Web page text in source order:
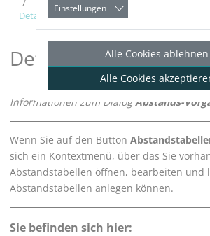
Details zu Abstands-Vorgaben
Details zu Abstands-
Informationen zum DialogAbstands-
Wenn Sie auf den Button
sich ein Kontextmenü, über das Sie
Abstandstabellen öffnen, bearbeiten und
Abstandstabellen anlegen können.
Sie befinden sich hier:
Einstellungen
Alle Cookies ablehnen
Alle Cookies